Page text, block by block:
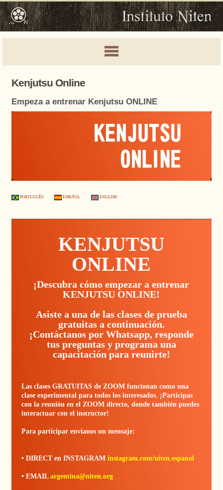
Kenjutsu Online
Empeza a entrenar Kenjutsu ONLINE
PORTUGUÊS ESPAÑOL ENGLISH
KENJUTSU
ONLINE
¡Descubra cómo empezar a entrenar
KENJUTSU ONLINE!
Asiste a una de las clases de prueba
gratuitas a continuación.
¡Contáctanos por Whatsapp, responde
tus preguntas y programa una
capacitación para reunirte!
Las clases GRATUITAS de ZOOM funcionan como una
clase experimental para todos los interesados. ¡Participas
con la reunión en el ZOOM directo, donde también puedes
interactuar con el instructor!
Para participar envíanos un mensaje:
• DIRECT en INSTAGRAM instagram.com/niten.espanol
• EMAIL argentina@niten.org